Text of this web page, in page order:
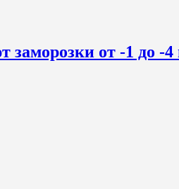
от -1 до -4